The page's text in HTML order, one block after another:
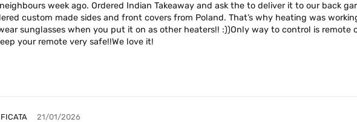
week ago. Ordered Indian Takeaway and ask the to deliver it to our back
custom made sides and front covers from Poland. That’s why heating was
sunglasses when you put it on as other heaters!! :))Only way to control is
your remote very safe!!We love it!
21/01/2026